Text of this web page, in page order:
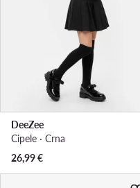
DeeZee
Cipele · Crna
26,99€